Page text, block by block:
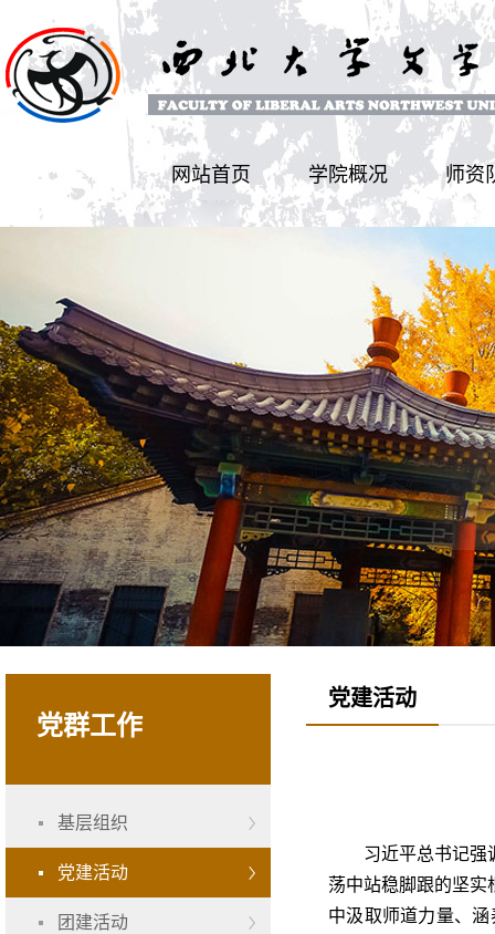
网站首页 学院概况 师资
党群工作
基层组织
党建活动
团建活动
党建活动
习近平总书记强
荡中站稳脚跟的坚
中汲取师道力量、